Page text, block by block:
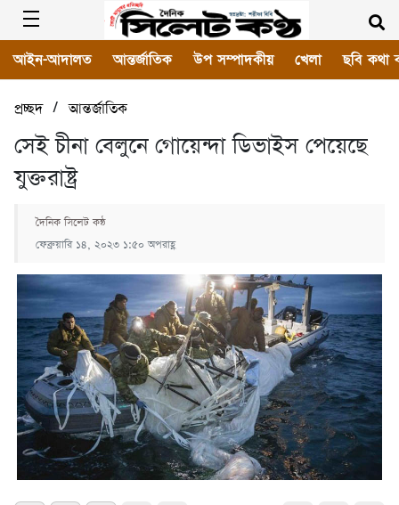
আইন-আদালত আন্তর্জাতিক উপ সম্পাদকীয় খেলা ছবি কথা
প্রচ্ছদ/আন্তর্জাতিক
সেই চীনা বেলুনে গোয়েন্দা ডিভাইস পেয়েছে
যুক্তরাষ্ট্র
দৈনিক সিলেট কন্ঠ
ফেব্রুয়ারি ১৪, ২০২৩ ১:৫০ অপরাহ্ণ